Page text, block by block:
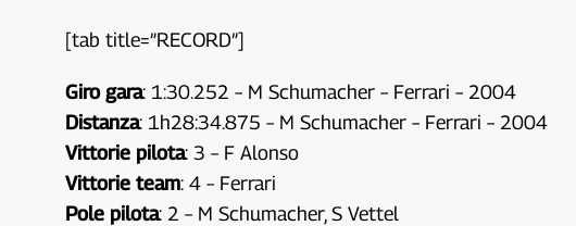
[tab title=”RECORD”]
Giro gara: 1:30.252 – M Schumacher – Ferrari – 2004
Distanza: 1h28:34.875 – M Schumacher – Ferrari – 2004
Vittorie pilota: 3 – F Alonso
Vittorie team: 4 – Ferrari
Pole pilota: 2 – M Schumacher, S Vettel